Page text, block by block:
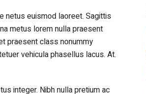
netus euismod laoreet. Sagittis
metus lorem nulla praesent
praesent class nonummy
vehicula phasellus lacus. At.
integer. Nibh nulla pretium ac